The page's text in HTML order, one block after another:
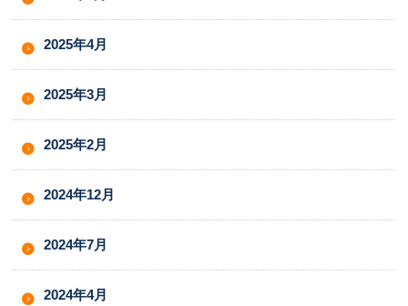
2025年4月
2025年3月
2025年2月
2024年12月
2024年7月
2024年4月